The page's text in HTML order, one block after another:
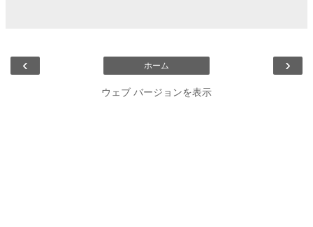
‹ ›
ホーム
ウェブ バージョンを表示